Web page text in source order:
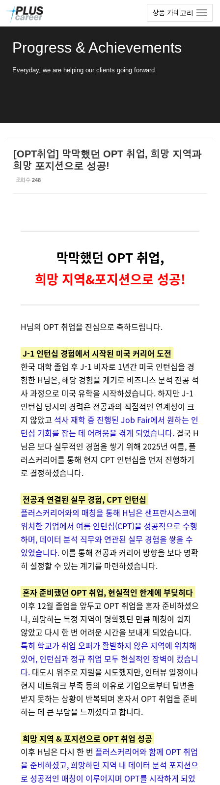
상품 카테고리
Progress & Achievements
Everyday, we are helping our clients going forward.
[OPT취업] 막막했던 OPT 취업, 희망 지역과
희망 포지션으로 성공!
조회 수 248
막막했던 OPT 취업,
희망 지역&포지션으로 성공!
H님의 OPT 취업을 진심으로 축하드립니다.
J-1 인턴십 경험에서 시작된 미국 커리어 도전
한국 대학 졸업 후 J-1 비자로 1년간 미국 인턴십을 경
험한 H님은, 해당 경험을 계기로 비즈니스 분석 전공 석
사 과정으로 미국 유학을 시작하셨습니다.하지만 J-1
인턴십 당시의 경력은 전공과의 직접적인 연계성이 크
지 않았고 석사 재학 중 진행된 Job Fair에서 원하는 인
턴십 기회를 잡는 데 어려움을 겪게 되었습니다. 결국 H
님은 보다 실무적인 경험을 쌓기 위해 2025년 여름, 플
러스커리어를 통해 현지 CPT 인턴십을 먼저 진행하기
로 결정하셨습니다.
전공과 연결된 실무 경험, CPT 인턴십
플러스커리어와의 매칭을 통해 H님은 샌프란시스코에
위치한 기업에서 여름 인턴십(CPT)을 성공적으로 수행
하며, 데이터 분석 직무와 연관된 실무 경험을 쌓을 수
있었습니다. 이를 통해 전공과 커리어 방향을 보다 명확
히 설정할 수 있는 계기를 마련하셨습니다.
혼자 준비했던 OPT 취업, 현실적인 한계에 부딪히다
이후 12월 졸업을 앞두고 OPT 취업을 혼자 준비하셨으
나, 희망하는 특정 지역이 명확했던 만큼 매칭이 쉽지
않았고 다시 한 번 어려운 시간을 보내게 되었습니다.
특히 학교가 취업 오퍼가 활발하지 않은 지역에 위치해
있어, 인턴십과 정규 취업 모두 현실적인 장벽이 컸습니
다. 대도시 위주로 지원을 시도했지만, 인터뷰 일정이나
현지 네트워크 부족 등의 이유로 기업으로부터 답변을
받지 못하는 상황이 반복되며 혼자서 OPT 취업을 준비
하는 데 큰 부담을 느끼셨다고 합니다.
희망 지역 & 포지션으로 OPT 취업 성공
이후 H님은 다시 한 번 플러스커리어와 함께 OPT 취업
을 준비하셨고, 희망하던 지역 내 데이터 분석 포지션으
로 성공적인 매칭이 이루어지며 OPT를 시작하게 되었